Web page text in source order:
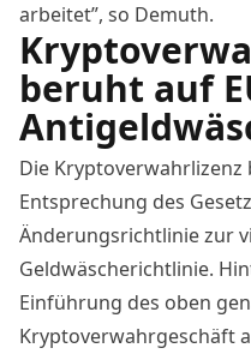
arbeitet”, so Demuth.
beruht auf
Die
Entsprechung des
Änderungsrichtlinie zur
Geldwäscherichtlinie.
Einführung des oben
Kryptoverwahrgeschäft